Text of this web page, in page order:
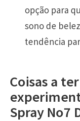
opção para
sono de
tendência
Coisas a
Spray No7